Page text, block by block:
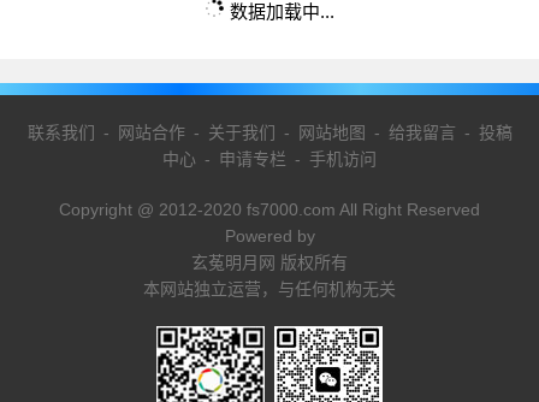
数据加载中...
联系我们 - 网站合作- 关于我们 - 网站地图 - 给我留言 - 投稿
中心 - 申请专栏 - 手机访问
Copyright @ 2012-2020 fs7000.com All Right Reserved
Powered by
玄菟明月网 版权所有
本网站独立运营，与任何机构无关